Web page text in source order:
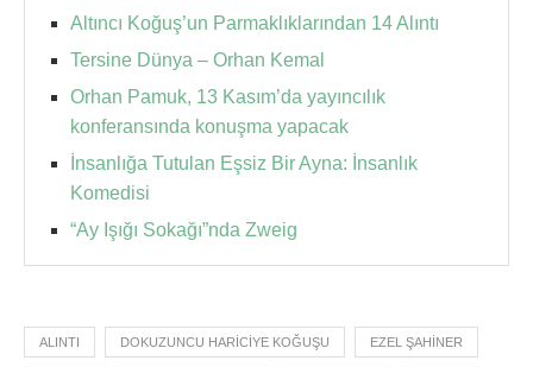
Altıncı Koğuş’un Parmaklıklarından 14 Alıntı
Tersine Dünya – Orhan Kemal
Orhan Pamuk, 13 Kasım’da yayıncılık
konferansında konuşma yapacak
İnsanlığa Tutulan Eşsiz Bir Ayna: İnsanlık
Komedisi
“Ay Işığı Sokağı”nda Zweig
ALINTI DOKUZUNCU HARICIYE KOĞUŞU EZEL ŞAHİNER